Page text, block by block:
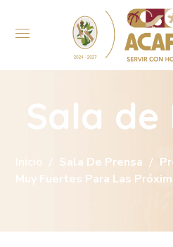
Sala de
Inicio Sala De Prensa
Muy Fuertes Para Las